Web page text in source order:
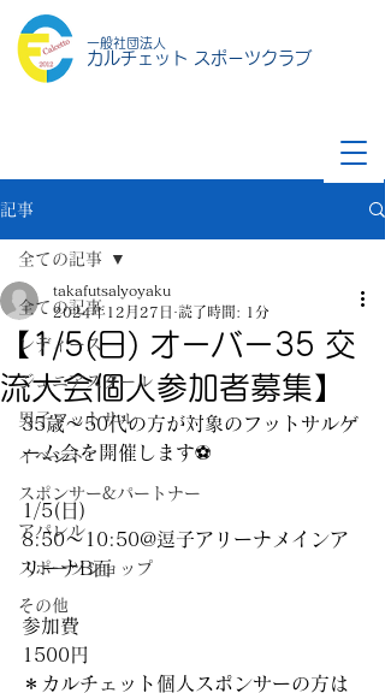
一般社団法人
カルチェット スポーツクラブ
記事
全ての記事
レディース
ジュニアスクール
男子フットサル
イベント
スポンサー&パートナー
アパレル
スポーツショップ
その他
全ての記事
【1/5(日) オーバー35 交
流大会個人参加者募集】
takafutsalyoyaku
2024年12月27日 読了時間: 1分
35歳〜50代の方が対象のフットサルゲ
ーム会を開催します⚽️
1/5(日)
8:50〜10:50@逗子アリーナメインア
リーナB面
参加費
1500円
＊カルチェット個人スポンサーの方は